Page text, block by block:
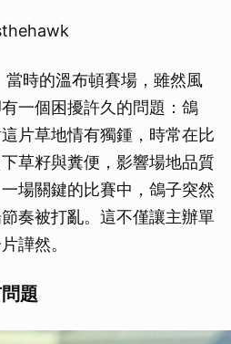
時的溫布頓賽場，雖然風
一個困擾許久的問題：鴿
片草地情有獨鍾，時常在比
草籽與糞便，影響場地品質
場關鍵的比賽中，鴿子突然
奏被打亂。這不僅讓主辦單
譁然。
題